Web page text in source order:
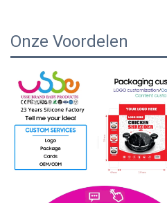
Onze Voordelen